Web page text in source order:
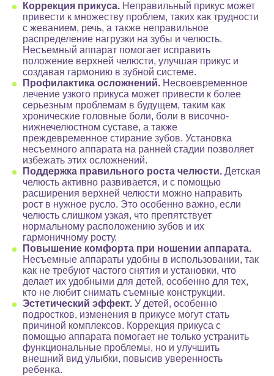
Коррекция прикуса. Неправильный прикус может
привести к множеству проблем, таких как трудности
с жеванием, речь, а также неправильное
распределение нагрузки на зубы и челюсть.
Несъемный аппарат помогает исправить
положение верхней челюсти, улучшая прикус и
создавая гармонию в зубной системе.
Профилактика осложнений. Несвоевременное
лечение узкого прикуса может привести к более
серьезным проблемам в будущем, таким как
хронические головные боли, боли в височно-
нижнечелюстном суставе, а также
преждевременное стирание зубов. Установка
несъемного аппарата на ранней стадии позволяет
избежать этих осложнений.
Поддержка правильного роста челюсти. Детская
челюсть активно развивается, и с помощью
расширения верхней челюсти можно направить
рост в нужное русло. Это особенно важно, если
челюсть слишком узкая, что препятствует
нормальному расположению зубов и их
гармоничному росту.
Повышение комфорта при ношении аппарата.
Несъемные аппараты удобны в использовании, так
как не требуют частого снятия и установки, что
делает их удобными для детей, особенно для тех,
кто не любит снимать съемные конструкции.
Эстетический эффект. У детей, особенно
подростков, изменения в прикусе могут стать
причиной комплексов. Коррекция прикуса с
помощью аппарата помогает не только устранить
функциональные проблемы, но и улучшить
внешний вид улыбки, повысив уверенность
ребенка.